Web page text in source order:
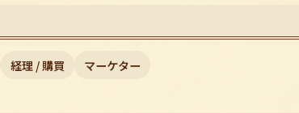
経理 / 購買 マーケター